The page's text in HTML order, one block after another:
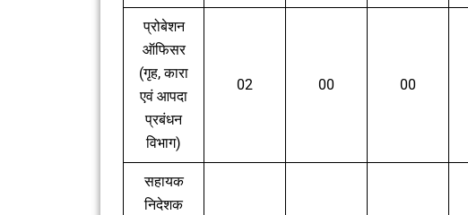
प्रोबेशन
ऑफिसर
(गृह, कारा
एवं आपदा
प्रबंधन
विभाग)
02 00 00
सहायक
निदेशक